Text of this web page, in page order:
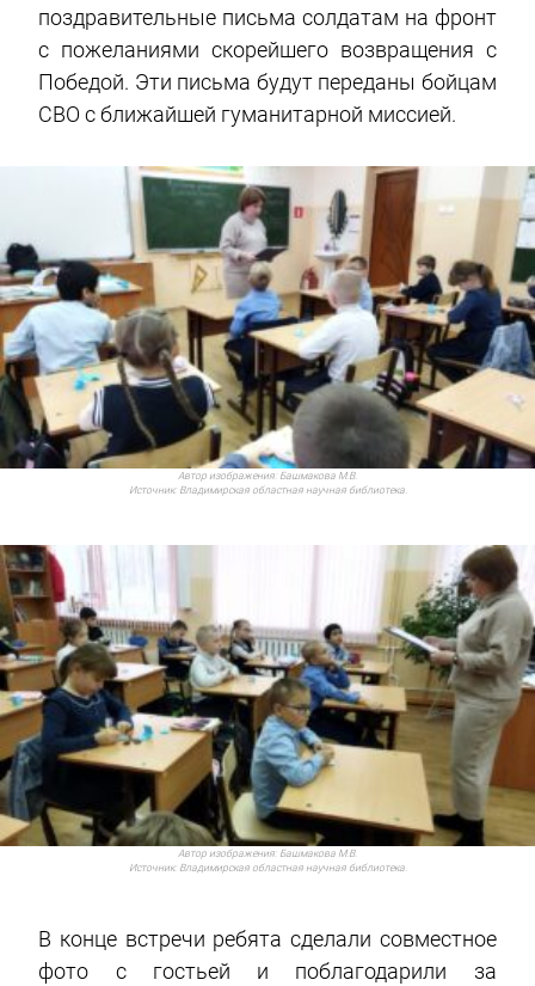
поздравительные письма солдатам на фронт
с пожеланиями скорейшего возвращения с
Победой. Эти письма будут переданы бойцам
СВО с ближайшей гуманитарной миссией.
Автор изображения: Башмакова М.В.
Источник: Владимирская областная научная библиотека.
Автор изображения: Башмакова М.В.
Источник: Владимирская областная научная библиотека.
В конце встречи ребята сделали совместное
фото с гостьей и поблагодарили за